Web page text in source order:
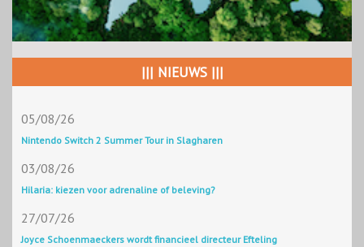
||| NIEUWS |||
05/08/26
Nintendo Switch 2 Summer Tour in Slagharen
03/08/26
Hilaria: kiezen voor adrenaline of beleving?
27/07/26
Joyce Schoenmaeckers wordt financieel directeur Efteling